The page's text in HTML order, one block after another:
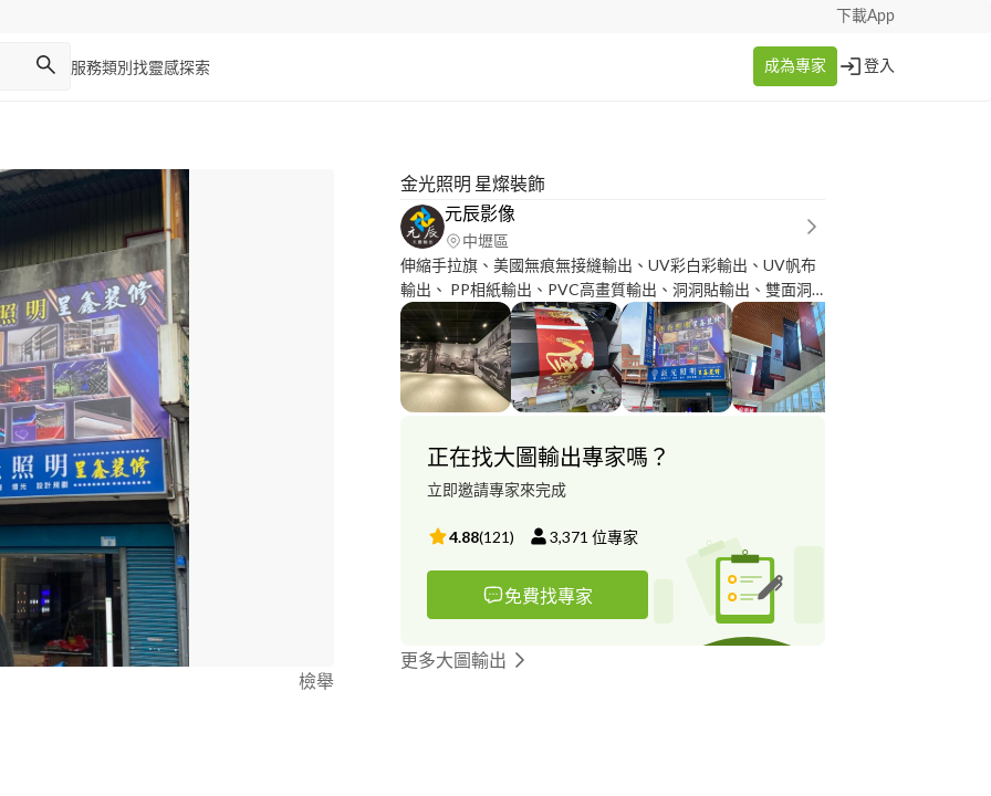
下載App
服務類別 找靈感探索 成為專家 登入
檢舉
金光照明 星燦裝飾
元辰影像
中壢區
伸縮手拉旗、美國無痕無接縫輸出、UV彩白彩輸出、UV帆布
輸出、 PP相紙輸出、PVC高畫質輸出、洞洞貼輸出、雙面洞
洞貼輸出、超清透玻璃貼輸出、 熱昇華布旗輸出、精緻帆布輸
出、平板切割機、展覽場佈、指示牌規劃、 招牌設計製作、自
設工廠、全省服務歡迎電洽：0*********
正在找大圖輸出專家嗎？
立即邀請專家來完成
4.88(121) 3,371 位專家
免費找專家
更多大圖輸出